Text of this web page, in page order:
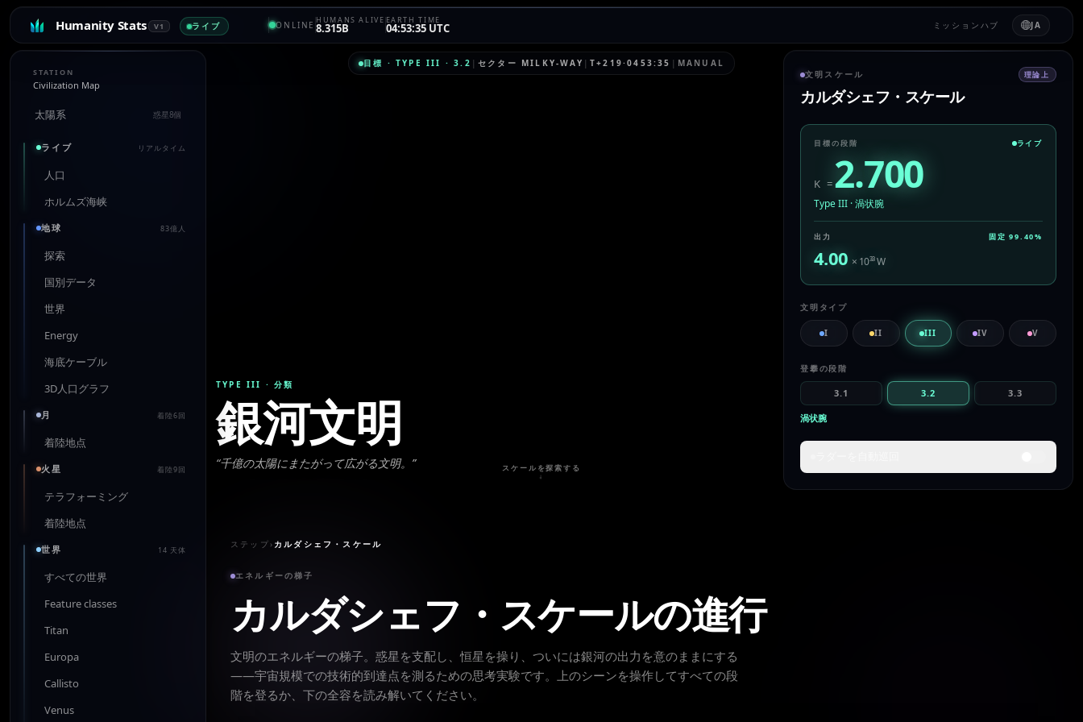
Humanity Stats V1 ライブ ONLINE HUMANS ALIVE
8.315B
EARTH TIME
04:53:35 UTC ミッションハブ JA
STATION
Civilization Map
太陽系 惑星8個
ライブ リアルタイム
人口
ホルムズ海峡
地球 83億人
探索
国別データ
世界
Energy
海底ケーブル
3D人口グラフ
月 着陸6回
着陸地点
火星 着陸9回
テラフォーミング
着陸地点
世界 14 天体
すべての世界
Feature classes
Titan
Europa
Callisto
Venus
目標 · TYPE III ·3.2 | セクター MILKY-WAY |T+219·0453:35 | MANUAL
TYPE III ·分類
銀河文明
“千億の太陽にまたがって広がる文明。 ”
スケールを探索する
↓
文明スケール 理論上
カルダシェフ・スケール
目標の段階 ライブ
K =2.700
Type III ·渦状腕
出力 固定 99.40%
4.00 × 10³³W
文明タイプ
I II III IV V
登攀の段階
3.1 3.2 3.3
渦状腕
ステップ › カルダシェフ・スケール
エネルギーの梯子
カルダシェフ・スケールの進行
文明のエネルギーの梯子。惑星を支配し、恒星を操り、ついには銀河の出力を意のままにする
——宇宙規模での技術的到達点を測るための思考実験です。上のシーンを操作してすべての段
階を登るか、下の全容を読み解いてください。